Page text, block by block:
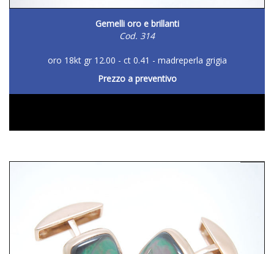
Gemelli oro e brillanti
Cod. 314
oro 18kt gr 12.00 - ct 0.41 - madreperla grigia
Prezzo a preventivo